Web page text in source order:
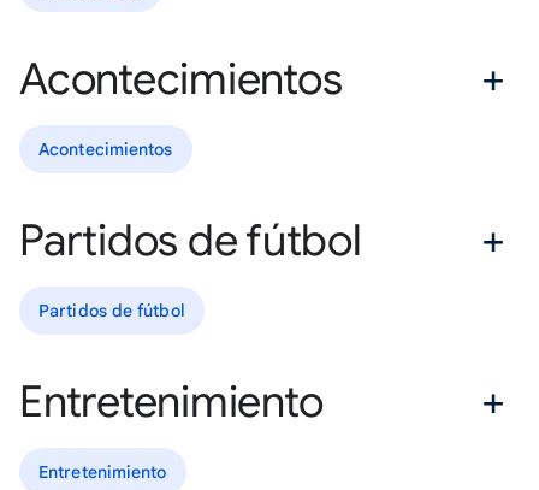
Acontecimientos
Acontecimientos
Partidos de fútbol
Partidos de fútbol
Entretenimiento
Entretenimiento